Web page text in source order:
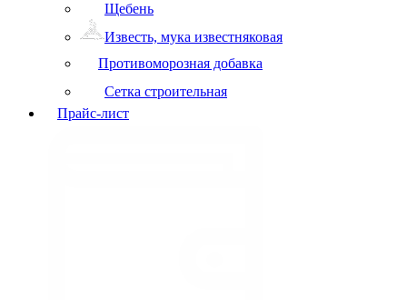
Щебень
Известь, мука известняковая
Противоморозная добавка
Сетка строительная
Прайс-лист